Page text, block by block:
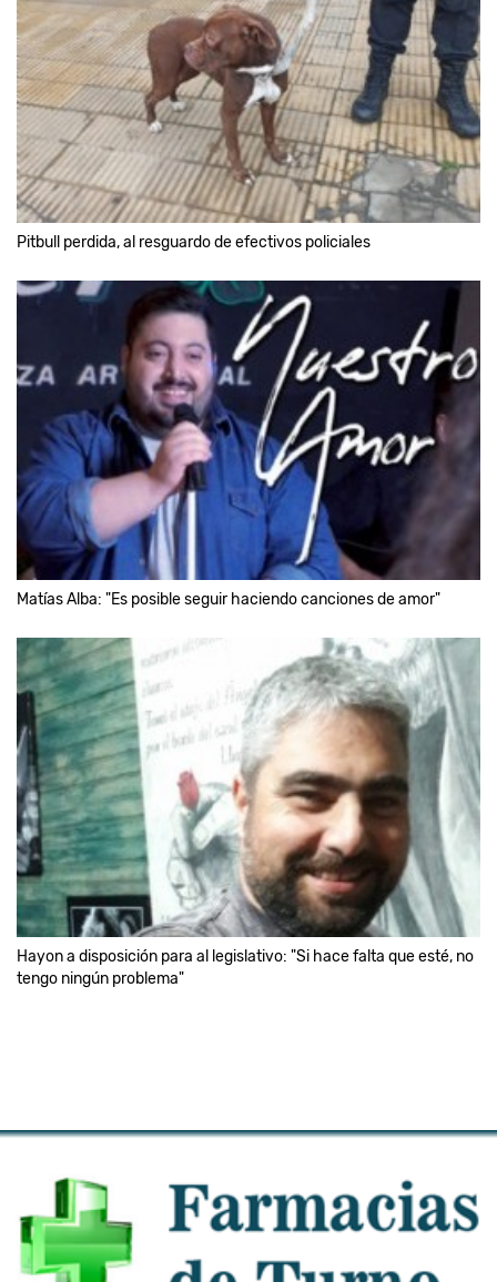
Pitbull perdida, al resguardo de efectivos policiales
Matías Alba: "Es posible seguir haciendo canciones de amor"
Hayon a disposición para al legislativo: "Si hace falta que esté, no
tengo ningún problema"